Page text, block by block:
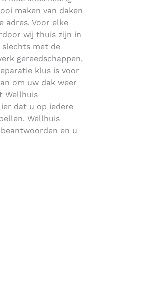
maken van daken
adres. Voor elke
wij thuis zijn in
slechts met de
gereedschappen,
klus is voor
om uw dak weer
Wellhuis
dat u op iedere
Wellhuis
en u